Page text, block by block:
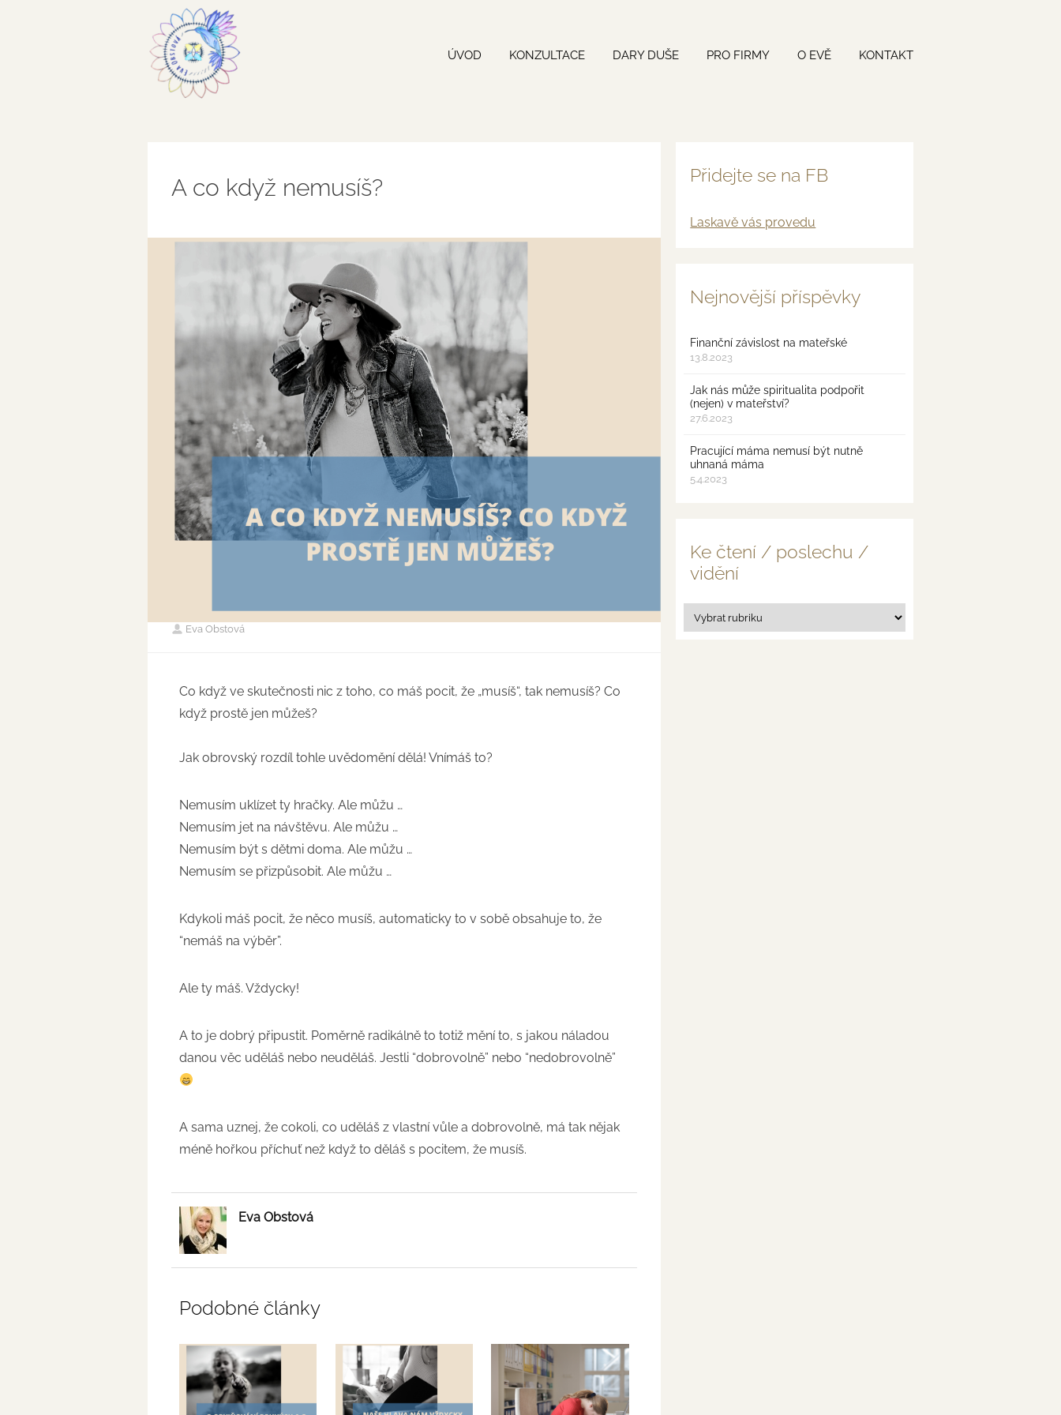
ÚVOD KONZULTACE DARY DUŠE PRO FIRMY O EVĚ KONTAKT
A co když nemusíš?
Eva Obstová
Co když ve skutečnosti nic z toho, co máš pocit, že „musíš“, tak nemusíš? Co
když prostě jen můžeš?
Jak obrovský rozdíl tohle uvědomění dělá! Vnímáš to?
Nemusím uklízet ty hračky. Ale můžu …
Nemusím jet na návštěvu. Ale můžu …
Nemusím být s dětmi doma. Ale můžu …
Nemusím se přizpůsobit. Ale můžu …
Kdykoli máš pocit, že něco musíš, automaticky to v sobě obsahuje to, že
“nemáš na výběr”.
Ale ty máš. Vždycky!
A to je dobrý připustit. Poměrně radikálně to totiž mění to, s jakou náladou
danou věc uděláš nebo neuděláš. Jestli “dobrovolně” nebo “nedobrovolně”
A sama uznej, že cokoli, co uděláš z vlastní vůle a dobrovolně, má tak nějak
méně hořkou příchuť než když to děláš s pocitem, že musíš.
Eva Obstová
Podobné články
Přidejte se na FB
Laskavě vás provedu
Nejnovější příspěvky
Finanční závislost na mateřské
13.8.2023
Jak nás může spiritualita podpořit
(nejen) v mateřství?
27.6.2023
Pracující máma nemusí být nutně
uhnaná máma
5.4.2023
Ke čtení / poslechu /
vidění